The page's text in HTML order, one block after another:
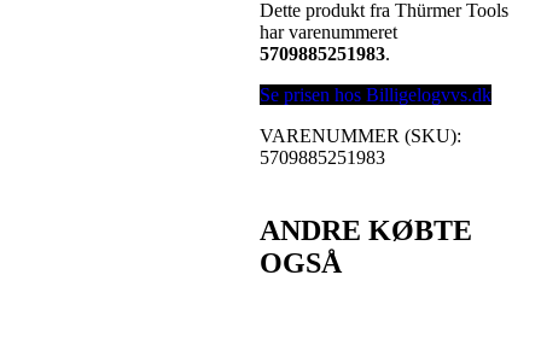
Dette produkt fra Thürmer Tools
har varenummeret
5709885251983.
Se prisen hos Billigelogvvs.dk
VARENUMMER (SKU):
5709885251983
ANDRE KØBTE
OGSÅ